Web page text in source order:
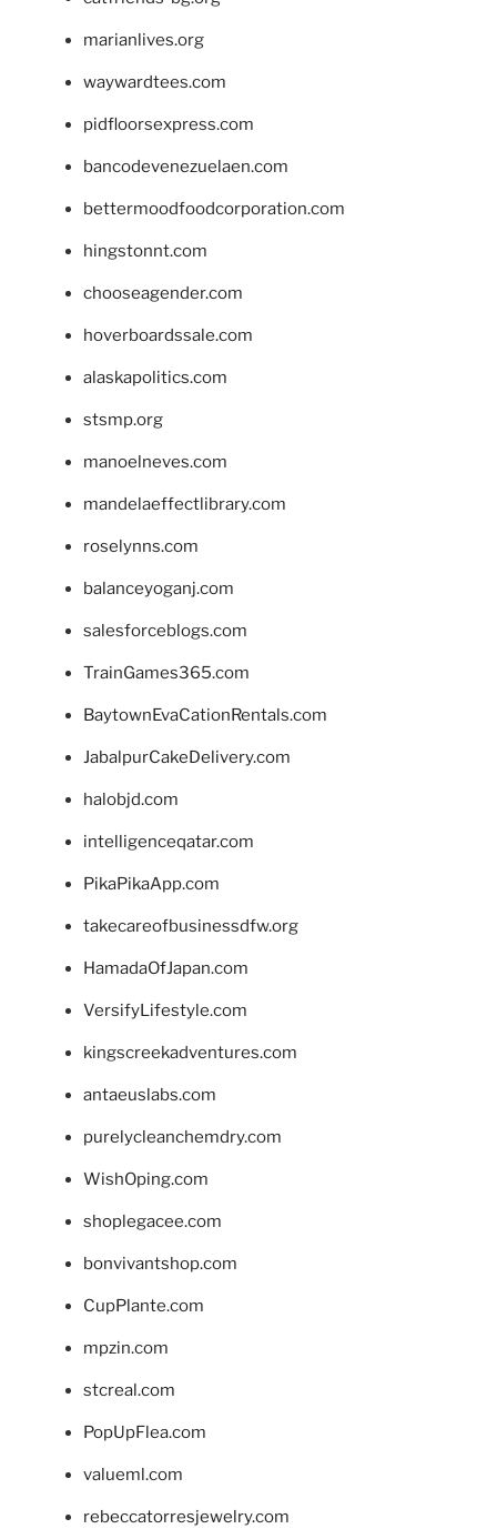
marianlives.org
waywardtees.com
pidfloorsexpress.com
bancodevenezuelaen.com
bettermoodfoodcorporation.com
hingstonnt.com
chooseagender.com
hoverboardssale.com
alaskapolitics.com
stsmp.org
manoelneves.com
mandelaeffectlibrary.com
roselynns.com
balanceyoganj.com
salesforceblogs.com
TrainGames365.com
BaytownEvaCationRentals.com
JabalpurCakeDelivery.com
halobjd.com
intelligenceqatar.com
PikaPikaApp.com
takecareofbusinessdfw.org
HamadaOfJapan.com
VersifyLifestyle.com
kingscreekadventures.com
antaeuslabs.com
purelycleanchemdry.com
WishOping.com
shoplegacee.com
bonvivantshop.com
CupPlante.com
mpzin.com
stcreal.com
PopUpFlea.com
valueml.com
rebeccatorresjewelry.com